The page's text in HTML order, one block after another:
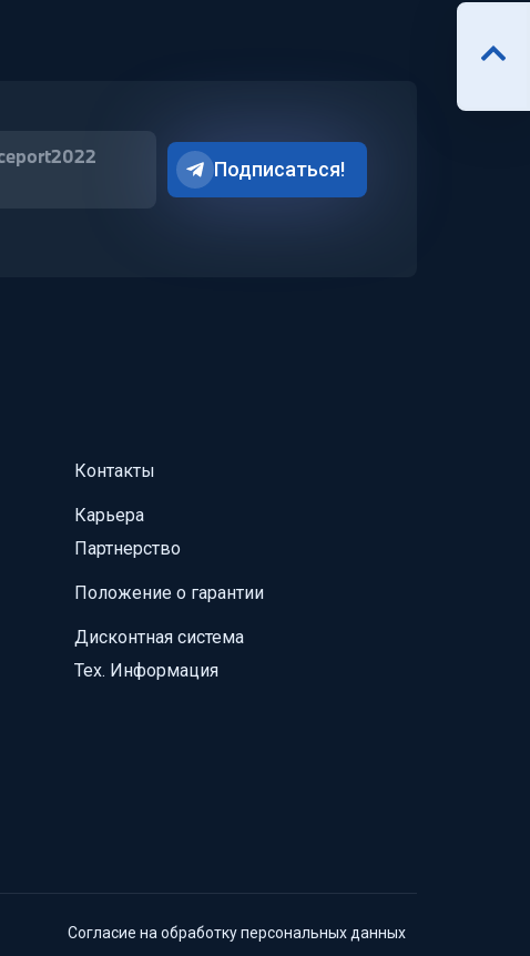
Подписаться!
Контакты
Карьера
Партнерство
Положение о гарантии
Дисконтная система
Тех. Информация
Согласие на обработку персональных данных